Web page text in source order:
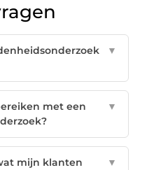
▼
met een
▼
mijn klanten
▼